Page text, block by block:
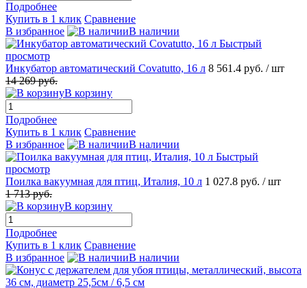
Подробнее
Купить в 1 клик Сравнение
В избранное
В наличии
Быстрый
просмотр
Инкубатор автоматический Covatutto, 16 л 8 561.4 руб. / шт
14 269руб.
В корзину
Подробнее
Купить в 1 клик Сравнение
В избранное
В наличии
Быстрый
просмотр
Поилка вакуумная для птиц, Италия, 10 л 1 027.8 руб. / шт
1 713руб.
В корзину
Подробнее
Купить в 1 клик Сравнение
В избранное
В наличии